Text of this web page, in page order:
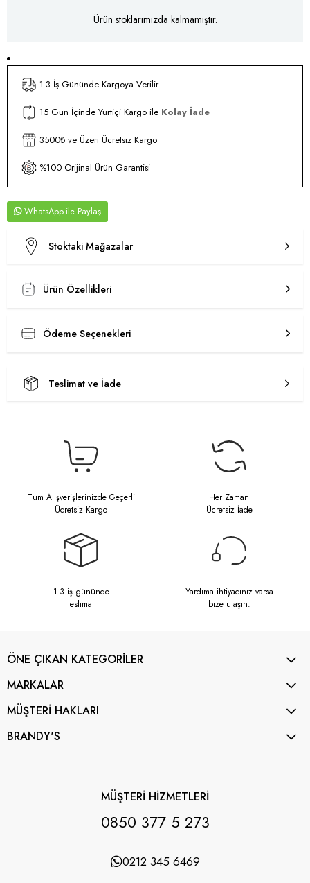
Ürün stoklarımızda kalmamıştır.
1-3 İş Gününde Kargoya Verilir
15 Gün İçinde Yurtiçi Kargo ile Kolay İade
3500₺ ve Üzeri Ücretsiz Kargo
%100 Orijinal Ürün Garantisi
WhatsApp
Stoktaki Mağazalar
Ürün Özellikleri
Ödeme Seçenekleri
Teslimat ve İade
Tüm Alışverişlerinizde Geçerli
Ücretsiz Kargo
Her Zaman
Ücretsiz İade
1-3 iş gününde
teslimat
Yardıma ihtiyacınız varsa
bize ulaşın.
ÖNE ÇIKAN KATEGORİLER
MARKALAR
MÜŞTERİ HAKLARI
BRANDY'S
MÜŞTERİ HİZMETLERİ
0850 377 5 273
0212 345 6469